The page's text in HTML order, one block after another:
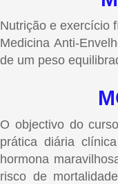
Nutrição e exercício
Medicina Anti-
de um peso
O objectivo do
prática diária
hormona
risco de